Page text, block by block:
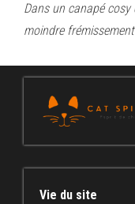
Dans un canapé
moindre
Vie du site